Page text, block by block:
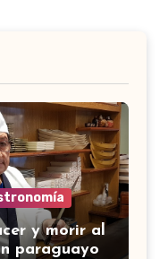
y morir al
paraguayo